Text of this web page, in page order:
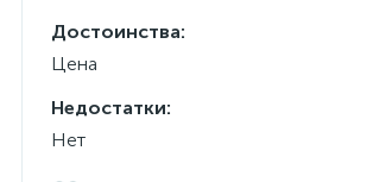
Достоинства:
Цена
Недостатки:
Нет